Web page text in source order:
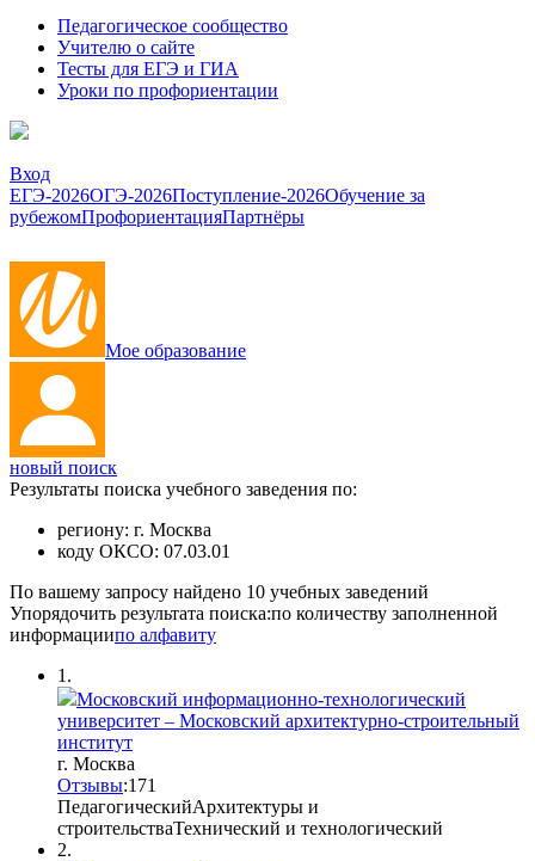
Педагогическое сообщество
Учителю о сайте
Тесты для ЕГЭ и ГИА
Уроки по профориентации
Вход
ЕГЭ-2026ОГЭ-2026Поступление-2026Обучение за
рубежомПрофориентацияПартнёры
Мое образование
новый поиск
Результаты поиска учебного заведения по:
региону: г. Москва
коду ОКСО: 07.03.01
По вашему запросу найдено 10 учебных заведений
Упорядочить результата поиска:по количеству заполненной
информациипо алфавиту
1.
Московский информационно-технологический
университет – Московский архитектурно-строительный
институт
г. Москва
Отзывы:171
ПедагогическийАрхитектуры и
строительстваТехнический и технологический
2.